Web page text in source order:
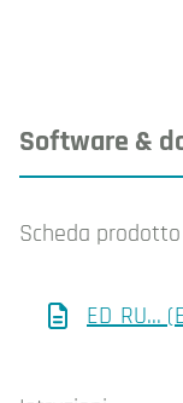
Software &
Scheda prodotto
ED_RU...